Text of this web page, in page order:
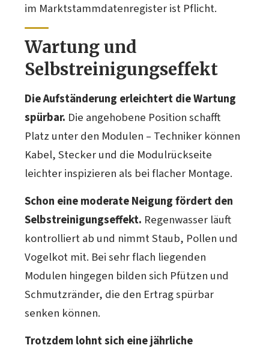
im Marktstammdatenregister ist Pflicht.
Wartung und
Selbstreinigungseffekt
Die Aufständerung erleichtert die Wartung
spürbar. Die angehobene Position schafft
Platz unter den Modulen – Techniker können
Kabel, Stecker und die Modulrückseite
leichter inspizieren als bei flacher Montage.
Schon eine moderate Neigung fördert den
Selbstreinigungseffekt. Regenwasser läuft
kontrolliert ab und nimmt Staub, Pollen und
Vogelkot mit. Bei sehr flach liegenden
Modulen hingegen bilden sich Pfützen und
Schmutzränder, die den Ertrag spürbar
senken können.
Trotzdem lohnt sich eine jährliche